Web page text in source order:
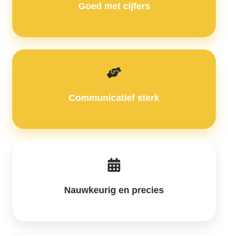
Goed met cijfers
Communicatief sterk
Nauwkeurig en precies